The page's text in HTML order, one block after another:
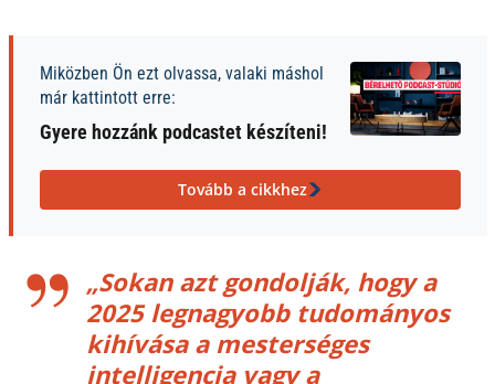
Miközben Ön ezt olvassa, valaki máshol
már kattintott erre:
Gyere hozzánk podcastet készíteni!
Tovább a cikkhez
„Sokan azt gondolják, hogy a
2025 legnagyobb tudományos
kihívása a mesterséges
intelligencia vagy a